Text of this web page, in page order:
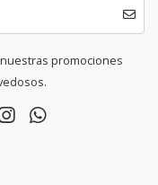
promociones